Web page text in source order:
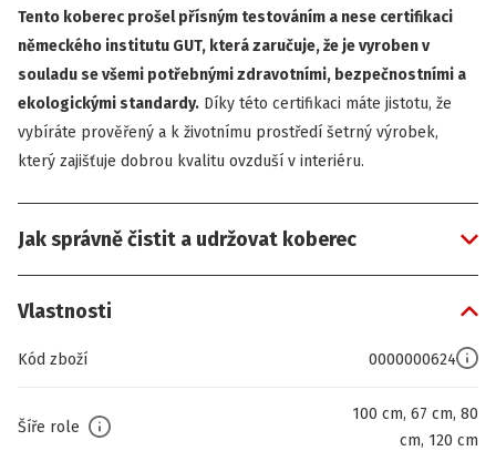
Tento koberec prošel přísným testováním a nese certifikaci
německého institutu GUT, která zaručuje, že je vyroben v
souladu se všemi potřebnými zdravotními, bezpečnostními a
ekologickými standardy. Díky této certifikaci máte jistotu, že
vybíráte prověřený a k životnímu prostředí šetrný výrobek,
který zajišťuje dobrou kvalitu ovzduší v interiéru.
Jak správně čistit a udržovat koberec
Vlastnosti
Kód zboží 0000000624
Šíře role
100 cm, 67 cm, 80
cm, 120 cm